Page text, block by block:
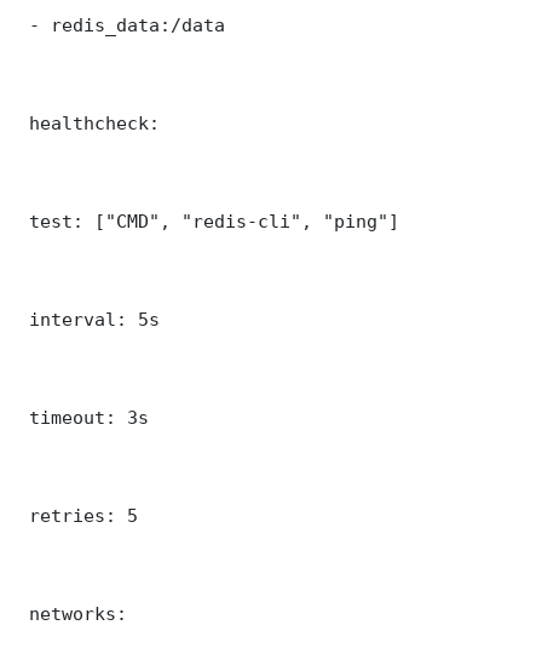
- redis_data:/data
healthcheck:
test: ["CMD", "redis-cli", "ping"]
interval: 5s
timeout: 3s
retries: 5
networks: